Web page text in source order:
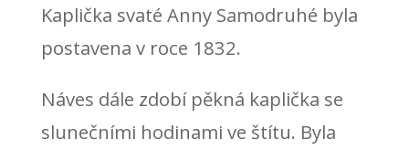
Kaplička svaté Anny Samodruhé byla
postavena v roce 1832.
Náves dále zdobí pěkná kaplička se
slunečními hodinami ve štítu. Byla